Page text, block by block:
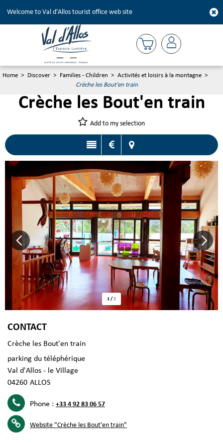
Welcome to Val d'Allos tourist office web site
Home > Discover > Families - Children > Activités et loisirs à la montagne >
Crèche les Bout'en train
Crèche les Bout'en train
Add to my selection
1/2
CONTACT
Crèche les Bout'en train
parking du téléphérique
Val d'Allos - le Village
04260 ALLOS
Phone : +33 4 92 83 06 57
Website "Crèche les Bout'en train"